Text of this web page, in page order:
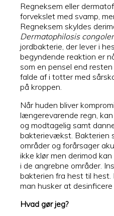
Regneksem eller
forvekslet med svamp,
Regneksem skyldes
Dermatophilosis
jordbakterie, der lever i
begyndende reaktion er
som en pensel end
falde af i totter med
på kroppen.
Når huden bliver
længerevarende regn,
og modtagelig samt
bakterievækst. Bakterien
områder og forårsager
ikke klør men derimod
i de angrebne områder.
bakterien fra hest til
man husker at desinficere
Hvad gør jeg?